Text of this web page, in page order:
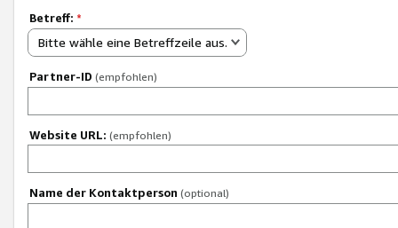
Betreff: *
Bitte wähle eine Betreffzeile aus.
Partner-ID (empfohlen)
Website URL: (empfohlen)
Name der Kontaktperson (optional)